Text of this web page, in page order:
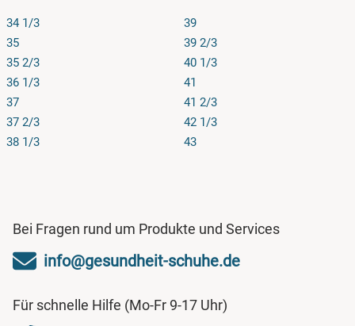
34 1/3
35
35 2/3
36 1/3
37
37 2/3
38 1/3
39
39 2/3
40 1/3
41
41 2/3
42 1/3
43
Bei Fragen rund um Produkte und Services
info@gesundheit-schuhe.de
Für schnelle Hilfe (Mo-Fr 9-17 Uhr)